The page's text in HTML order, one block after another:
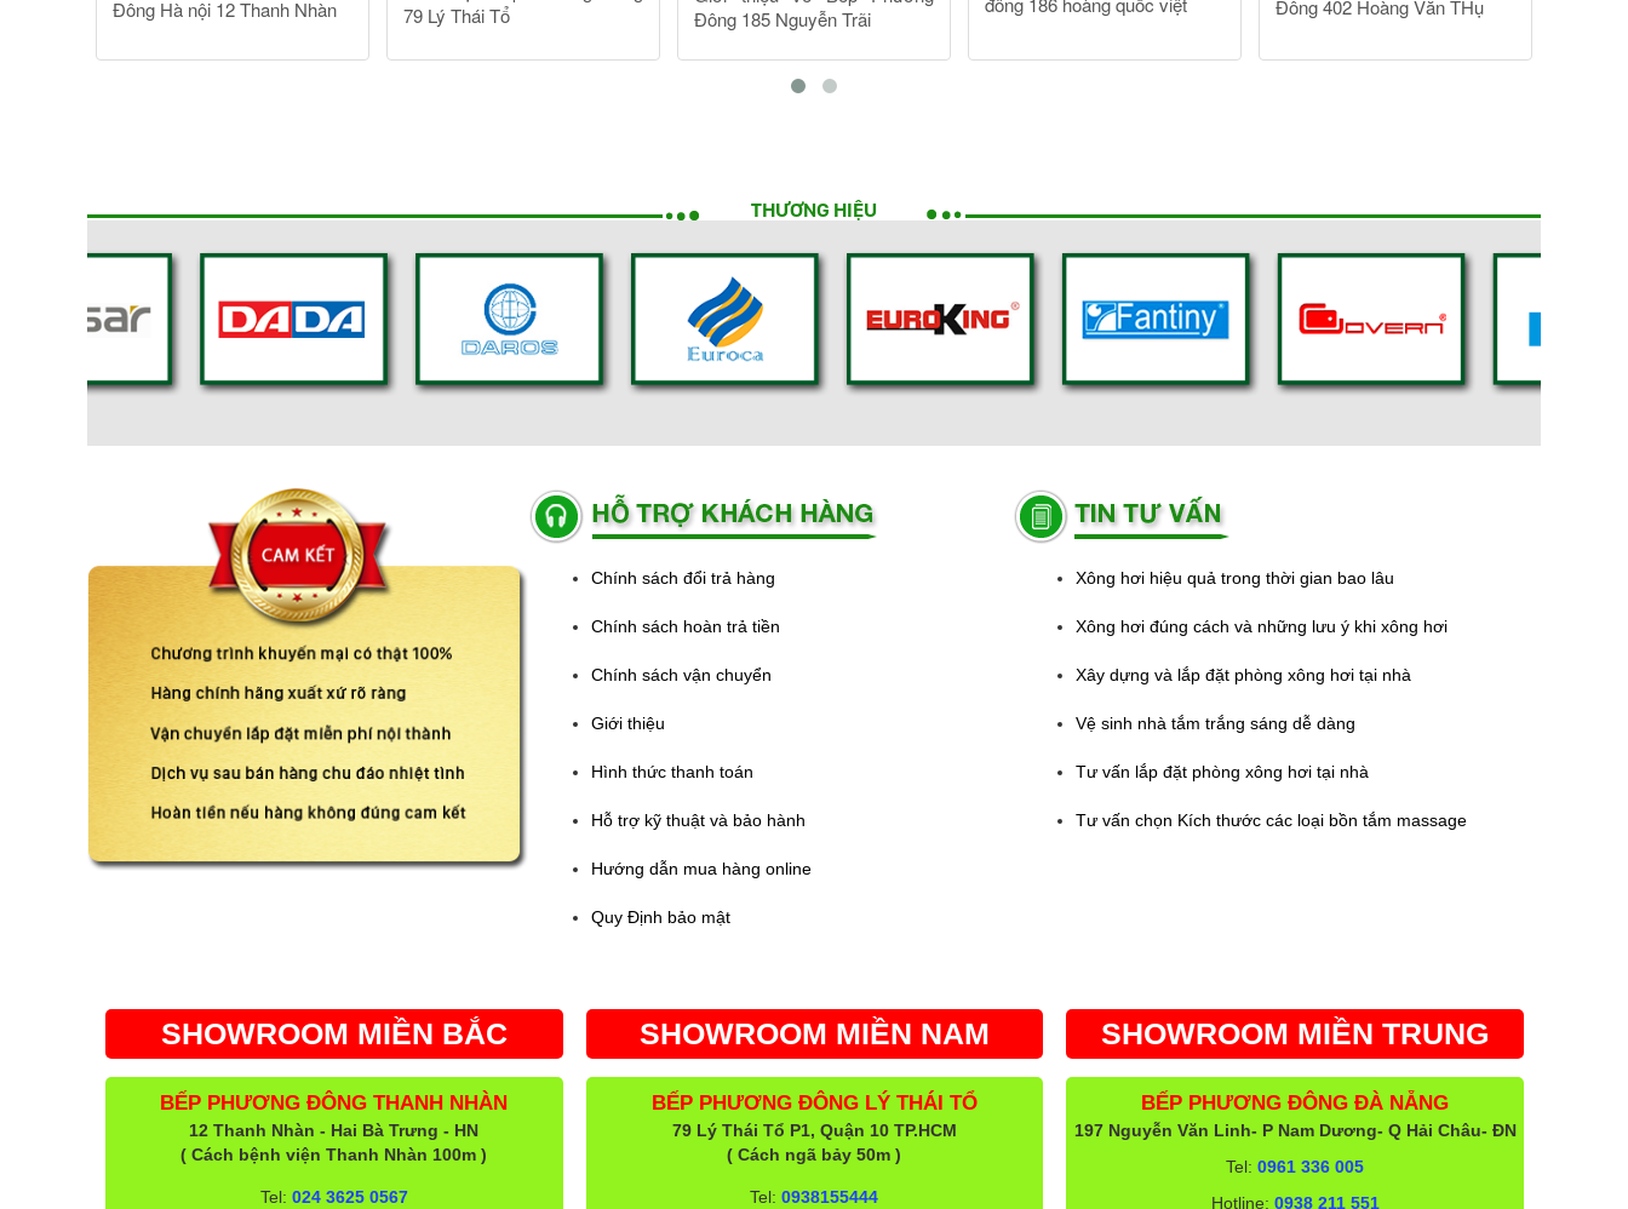
THƯƠNG HIỆU
Chính sách đổi trả hàng
Chính sách hoàn trả tiền
Chính sách vận chuyển
Giới thiệu
Hình thức thanh toán
Hỗ trợ kỹ thuật và bảo hành
Hướng dẫn mua hàng online
Quy Định bảo mật
Xông hơi hiệu quả trong thời gian bao lâu
Xông hơi đúng cách và những lưu ý khi xông hơi
Xây dựng và lắp đặt phòng xông hơi tại nhà
Vệ sinh nhà tắm trắng sáng dễ dàng
Tư vấn lắp đặt phòng xông hơi tại nhà
Tư vấn chọn Kích thước các loại bồn tắm massage
SHOWROOM MIỀN BẮC
BẾP PHƯƠNG ĐÔNG THANH NHÀN
12 Thanh Nhàn - Hai Bà Trưng - HN
( Cách bệnh viện Thanh Nhàn 100m )
Tel: 024 3625 0567
SHOWROOM MIỀN NAM
BẾP PHƯƠNG ĐÔNG LÝ THÁI TỔ
79 Lý Thái Tổ P1, Quận 10 TP.HCM
( Cách ngã bảy 50m )
Tel:0938155444
SHOWROOM MIỀN TRUNG
BẾP PHƯƠNG ĐÔNG ĐÀ NẴNG
197 Nguyễn Văn Linh- P Nam Dương- Q Hải Châu- ĐN
Tel:0961 336 005
Hotline: 0938 211 551